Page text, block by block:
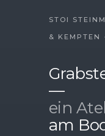
STOI
& KEMPTEN
—
ein
am